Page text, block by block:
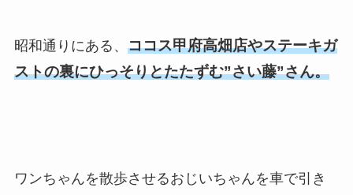
昭和通りにある、 ココス甲府高畑店やステーキガ
ストの裏にひっそりとたたずむ”さい藤”さん。
ワンちゃんを散歩させるおじいちゃんを車で引き